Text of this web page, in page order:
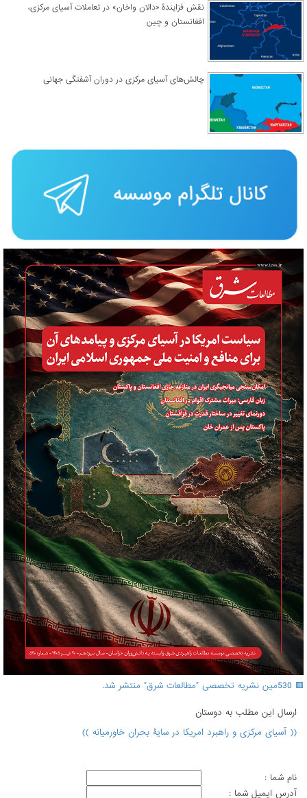
نقش فزایندۀ «دالان واخان» در تعاملات آسیای مرکزی،
افغانستان و چین
چالش‌های آسیای مرکزی در دوران آشفتگی جهانی
🟥 530مین نشریه تخصصی "مطالعات شرق" منتشر شد.
ارسال اين مطلب به دوستان
(( آسیای مرکزی و راهبرد امریکا در سایۀ بحران خاورمیانه ))
نام شما :
آدرس ايميل شما :